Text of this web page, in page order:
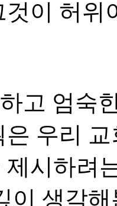
이 허위
고 엄숙
은 우리
시하려
이 생각